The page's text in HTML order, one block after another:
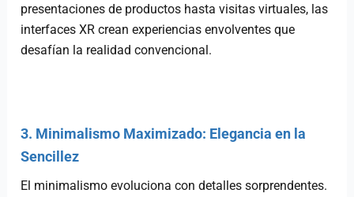
presentaciones de productos hasta visitas virtuales, las
interfaces XR crean experiencias envolventes que
desafían la realidad convencional.
3. Minimalismo Maximizado: Elegancia en la
Sencillez
El minimalismo evoluciona con detalles sorprendentes.